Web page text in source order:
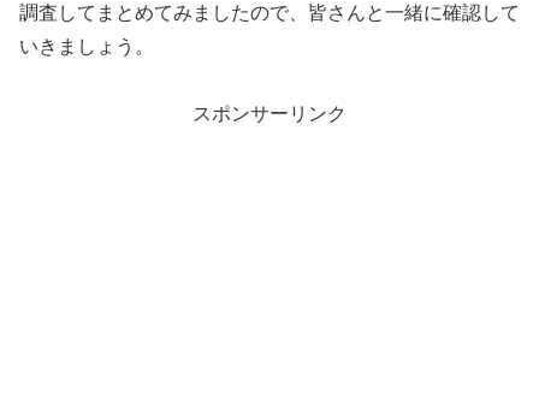
調査してまとめてみましたので、皆さんと一緒に確認して
いきましょう。
スポンサーリンク